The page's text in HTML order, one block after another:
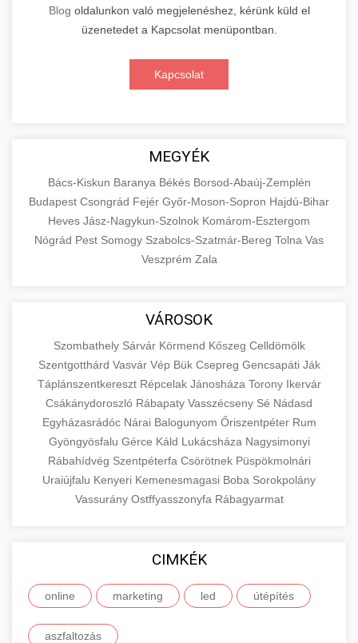
Blog oldalunkon való megjelenéshez, kérünk küld el
üzenetedet a Kapcsolat menüpontban.
Kapcsolat
MEGYÉK
Bács-Kiskun Baranya Békés Borsod-Abaúj-Zemplén
Budapest Csongrád Fejér Győr-Moson-Sopron Hajdú-Bihar
Heves Jász-Nagykun-Szolnok Komárom-Esztergom
Nógrád Pest Somogy Szabolcs-Szatmár-Bereg Tolna Vas
Veszprém Zala
VÁROSOK
Szombathely Sárvár Körmend Kőszeg Celldömölk
Szentgotthárd Vasvár Vép Bük Csepreg Gencsapáti Ják
Táplánszentkereszt Répcelak Jánosháza Torony Ikervár
Csákánydoroszló Rábapaty Vasszécseny Sé Nádasd
Egyházasrádóc Nárai Balogunyom Őriszentpéter Rum
Gyöngyösfalu Gérce Káld Lukácsháza Nagysimonyi
Rábahídvég Szentpéterfa Csörötnek Püspökmolnári
Uraiújfalu Kenyeri Kemenesmagasi Boba Sorokpolány
Vassurány Ostffyasszonyfa Rábagyarmat
CIMKÉK
online marketing led útépítés
aszfaltozás